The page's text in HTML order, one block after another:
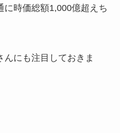
に時価総額1,000億超えち
んにも注目しておきま